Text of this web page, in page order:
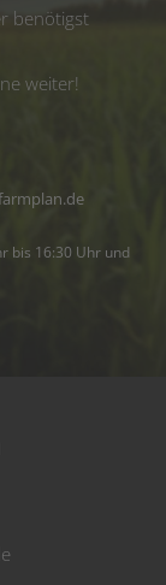
benötigst
weiter!
bis 16:30 Uhr und